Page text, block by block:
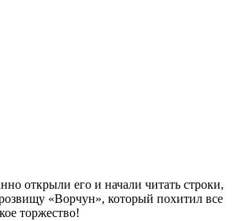
открыли его и начали читать строки,
«Ворчун», который похитил все
торжество!